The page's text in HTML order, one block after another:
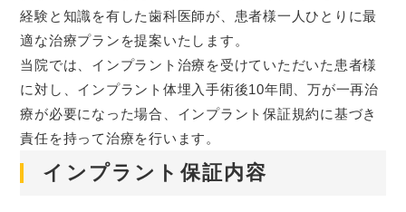
経験と知識を有した歯科医師が、患者様一人ひとりに最
適な治療プランを提案いたします。
当院では、インプラント治療を受けていただいた患者様
に対し、インプラント体埋入手術後10年間、万が一再治
療が必要になった場合、インプラント保証規約に基づき
責任を持って治療を行います。
インプラント保証内容